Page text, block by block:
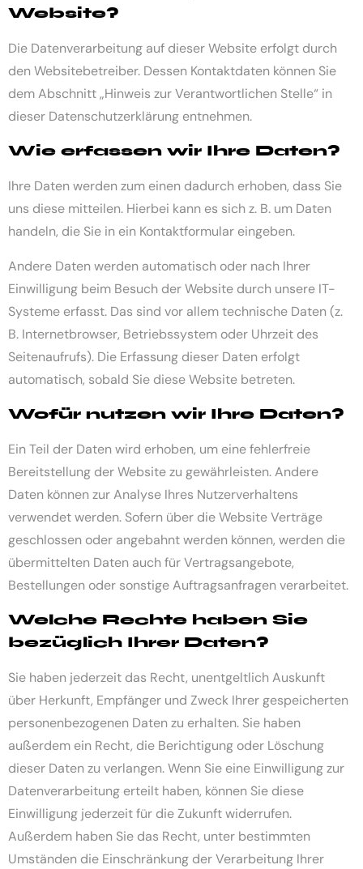
Website?
Die Datenverarbeitung auf dieser Website erfolgt durch
den Websitebetreiber. Dessen Kontaktdaten können Sie
dem Abschnitt „Hinweis zur Verantwortlichen Stelle“ in
dieser Datenschutzerklärung entnehmen.
Wie erfassen wir Ihre Daten?
Ihre Daten werden zum einen dadurch erhoben, dass Sie
uns diese mitteilen. Hierbei kann es sich z. B. um Daten
handeln, die Sie in ein Kontaktformular eingeben.
Andere Daten werden automatisch oder nach Ihrer
Einwilligung beim Besuch der Website durch unsere IT-
Systeme erfasst. Das sind vor allem technische Daten (z.
B. Internetbrowser, Betriebssystem oder Uhrzeit des
Seitenaufrufs). Die Erfassung dieser Daten erfolgt
automatisch, sobald Sie diese Website betreten.
Wofür nutzen wir Ihre Daten?
Ein Teil der Daten wird erhoben, um eine fehlerfreie
Bereitstellung der Website zu gewährleisten. Andere
Daten können zur Analyse Ihres Nutzerverhaltens
verwendet werden. Sofern über die Website Verträge
geschlossen oder angebahnt werden können, werden die
übermittelten Daten auch für Vertragsangebote,
Bestellungen oder sonstige Auftragsanfragen verarbeitet.
Welche Rechte haben Sie
bezüglich Ihrer Daten?
Sie haben jederzeit das Recht, unentgeltlich Auskunft
über Herkunft, Empfänger und Zweck Ihrer gespeicherten
personenbezogenen Daten zu erhalten. Sie haben
außerdem ein Recht, die Berichtigung oder Löschung
dieser Daten zu verlangen. Wenn Sie eine Einwilligung zur
Datenverarbeitung erteilt haben, können Sie diese
Einwilligung jederzeit für die Zukunft widerrufen.
Außerdem haben Sie das Recht, unter bestimmten
Umständen die Einschränkung der Verarbeitung Ihrer